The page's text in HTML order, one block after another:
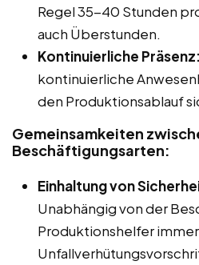
Regel 35-40 Stunden
auch Überstunden.
Kontinuierliche Präsenz:
kontinuierliche
den Produktionsablauf
Gemeinsamkeiten
Beschäftigungsarten:
Einhaltung von
Unabhängig von der
Produktionshelfer